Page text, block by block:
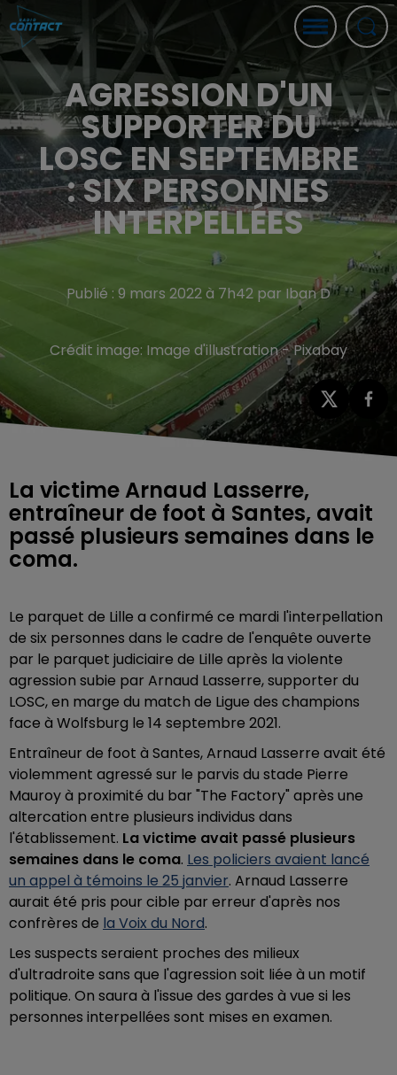
AGRESSION D'UN
SUPPORTER DU
LOSC EN SEPTEMBRE
: SIX PERSONNES
INTERPELLÉES
Publié : 9 mars 2022 à 7h42 par Iban D
Crédit image: Image d'illustration - Pixabay
La victime Arnaud Lasserre,
entraîneur de foot à Santes, avait
passé plusieurs semaines dans le
coma.
Le parquet de Lille a confirmé ce mardi l'interpellation
de six personnes dans le cadre de l'enquête ouverte
par le parquet judiciaire de Lille après la violente
agression subie par Arnaud Lasserre, supporter du
LOSC, en marge du match de Ligue des champions
face à Wolfsburg le 14 septembre 2021.
Entraîneur de foot à Santes, Arnaud Lasserre avait été
violemment agressé sur le parvis du stade Pierre
Mauroy à proximité du bar "The Factory" après une
altercation entre plusieurs individus dans
l'établissement. La victime avait passé plusieurs
semaines dans le coma. Les policiers avaient lancé
un appel à témoins le 25 janvier. Arnaud Lasserre
aurait été pris pour cible par erreur d'après nos
confrères de la Voix du Nord.
Les suspects seraient proches des milieux
d'ultradroite sans que l'agression soit liée à un motif
politique. On saura à l'issue des gardes à vue si les
personnes interpellées sont mises en examen.